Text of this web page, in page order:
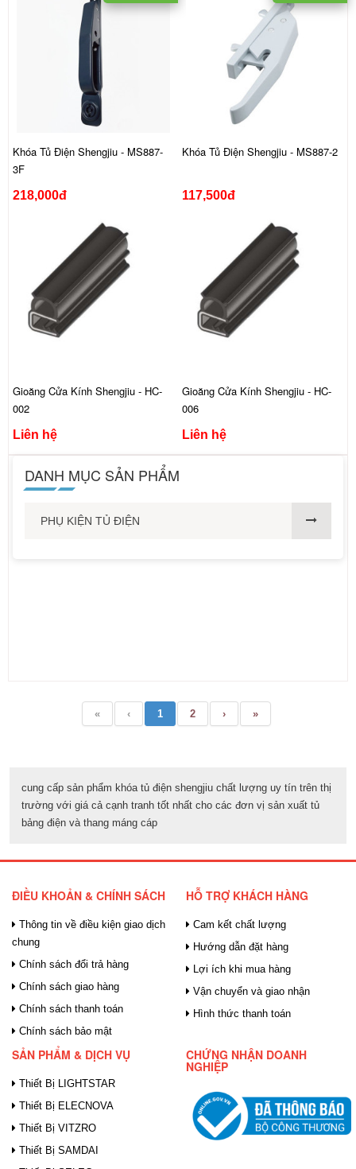
Khóa Tủ Điện Shengjiu - MS887-
3F
218,000đ
Khóa Tủ Điện Shengjiu - MS887-2
117,500đ
Gioăng Cửa Kính Shengjiu - HC-
002
Liên hệ
Gioăng Cửa Kính Shengjiu - HC-
006
Liên hệ
DANH MỤC SẢN PHẨM
PHỤ KIỆN TỦ ĐIỆN
« ‹ 1 2 › »
cung cấp sản phẩm khóa tủ điện shengjiu chất lượng uy tín trên thị
trường với giá cả cạnh tranh tốt nhất cho các đơn vị sản xuất tủ
bảng điện và thang máng cáp
ĐIỀU KHOẢN & CHÍNH SÁCH
Thông tin về điều kiện giao dịch
chung
Chính sách đổi trả hàng
Chính sách giao hàng
Chính sách thanh toán
Chính sách bảo mật
HỖ TRỢ KHÁCH HÀNG
Cam kết chất lượng
Hướng dẫn đặt hàng
Lợi ích khi mua hàng
Vận chuyển và giao nhận
Hình thức thanh toán
SẢN PHẨM & DỊCH VỤ
Thiết Bị LIGHTSTAR
Thiết Bị ELECNOVA
Thiết Bị VITZRO
Thiết Bị SAMDAI
CHỨNG NHẬN DOANH
NGHIỆP